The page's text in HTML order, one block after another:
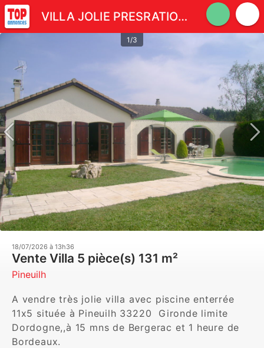
VILLA JOLIE PRESRATION PISCINE PROCHE BERGERAC, 230000 Euros
1/3
18/07/2026 à 13h36
Vente Villa 5 pièce(s) 131 m²
Pineuilh
A vendre très jolie villa avec piscine enterrée
11x5 située à Pineuilh 33220  Gironde limite
Dordogne,,à 15 mns de Bergerac et 1 heure de
Bordeaux.